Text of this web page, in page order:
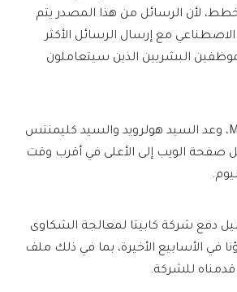
لأن الرسائل من هذا المصدر يتم
مع إرسال الرسائل الأكثر
البشريين الذين سيتعاملون
بناءً على طلب من MPS، وعد السيد هولرويد والسيد كليمنتس
صفحة الويب إلى الأعلى في أقرب وقت
دفع شركة كابيتا لمعالجة الشكاوى
في الأسابيع الأخيرة، بما في ذلك ملف
قدمناه للشركة.